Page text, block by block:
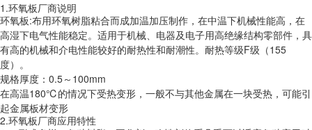
1.环氧板厂商说明
环氧板:布用环氧树脂粘合而成加温加压制作，在中温下机械性能高，在
高湿下电气性能稳定。适用于机械、电器及电子用高绝缘结构零部件，具
有高的机械和介电性能较好的耐热性和耐潮性。耐热等级F级（155
度）。
规格厚度：0.5～100mm
在高温180℃的情况下受热变形，一般不与其他金属在一块受热，可能引
起金属板材变形
2.环氧板厂商应用特性